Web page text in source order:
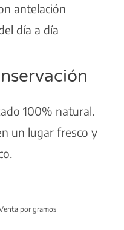
antelación
día a día
100% natural.
un lugar fresco y
por gramos